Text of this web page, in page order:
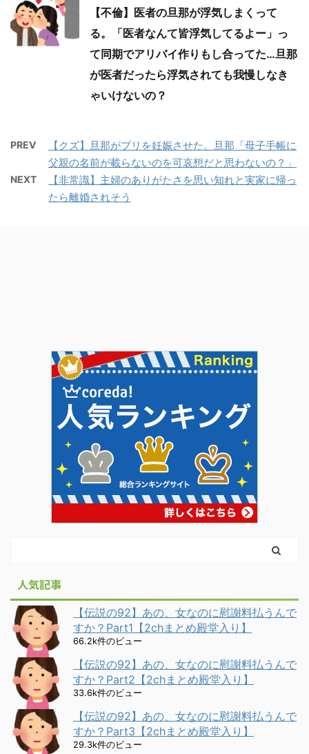
【不倫】医者の旦那が浮気しまくって
る。「医者なんて皆浮気してるよー」っ
て同期でアリバイ作りもし合ってた…旦那
が医者だったら浮気されても我慢しなき
ゃいけないの？
PREV
【クズ】旦那がプリを妊娠させた。旦那「母子手帳に
父親の名前が載らないのを可哀想だと思わないの？」
NEXT
【非常識】主婦のありがたさを思い知れと実家に帰っ
たら離婚されそう
人気記事
【伝説の92】あの、女なのに慰謝料払うんで
すか？Part1【2chまとめ殿堂入り】
66.2k件のビュー
【伝説の92】あの、女なのに慰謝料払うんで
すか？Part2【2chまとめ殿堂入り】
33.6k件のビュー
【伝説の92】あの、女なのに慰謝料払うんで
すか？Part3【2chまとめ殿堂入り】
29.3k件のビュー